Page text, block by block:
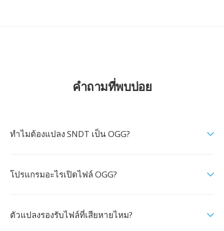
คำถามที่พบบ่อย
ทำไมต้องแปลง SNDT เป็น OGG?
โปรแกรมอะไรเปิดไฟล์ OGG?
ตัวแปลงรองรับไฟล์ที่เสียหายไหม?